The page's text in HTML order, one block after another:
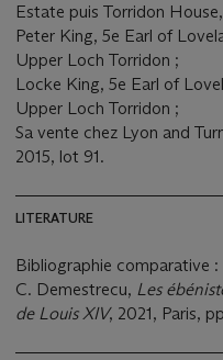
Estate puis Torridon
Peter King, 5e Earl of
Upper Loch Torridon ;
Locke King, 5e Earl of
Upper Loch Torridon ;
Sa vente chez Lyon and
2015, lot 91.
LITERATURE
Bibliographie comparative :
C. Demestrecu, Les
de Louis XIV, 2021, Paris,